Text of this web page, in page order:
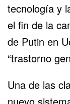
tecnología y
el fin de la
de Putin en
“trastorno
Una de las